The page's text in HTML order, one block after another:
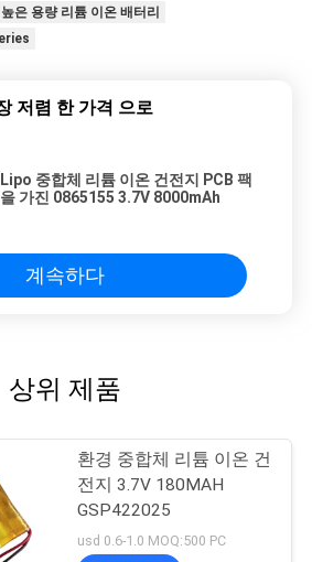
높은 용량 리튬 이온 배터리
저렴 한 가격 으로
Lipo 중합체 리튬 이온 건전지 PCB 팩
을 가진 0865155 3.7V 8000mAh
계속하다
상위 제품
환경 중합체 리튬 이온 건
전지 3.7V 180MAH
GSP422025
usd 0.6-1.0 MOQ:500 PC